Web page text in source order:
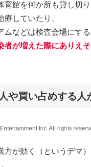
育館を何か所も貸し切り
していたり、
ムなどは検査会場にする
者が増えた際にありえ
や買い占めする人
Inc. All rights
方が効く（というデマ